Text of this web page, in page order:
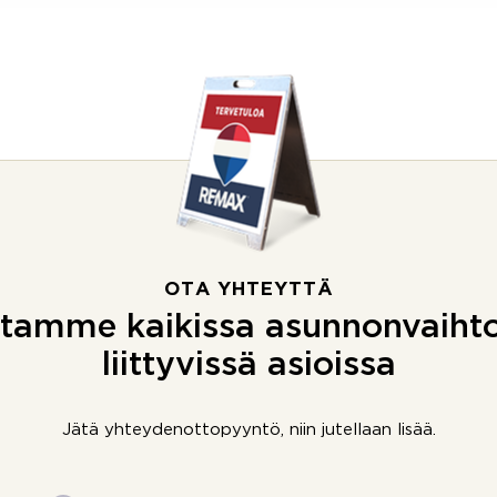
OTA YHTEYTTÄ
kaikissa
liittyvissä asioissa
Jätä yhteydenottopyyntö, niin jutellaan lisää.